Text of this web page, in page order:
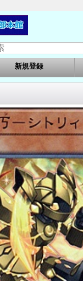
新規登録